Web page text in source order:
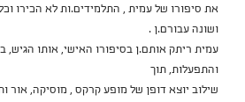
את סיפורו של עמית , התלמידים.ות לא הכירו
ושונה עבורם.ן .
עמית ריתק אותם.ן בסיפורו האישי, אותו
והתפעלות, תוך
שילוב יוצא דופן של מופע קרקס , מוסיקה, אור